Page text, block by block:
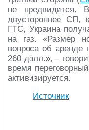
не предвидится.
двустороннее СП,
ГТС, Украина
на газ. «Размер
вопроса об аренде
260 долл.», –
время
активизируется.
Источник